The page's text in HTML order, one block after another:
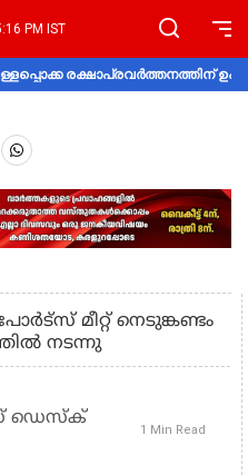
PM IST
രക്ഷാപ്രവര്‍ത്തനത്തിന്
മീറ്റ് നെടുങ്കണ്ടം
നടന്നു
ഡെസ്‌ക്
1 Min Read